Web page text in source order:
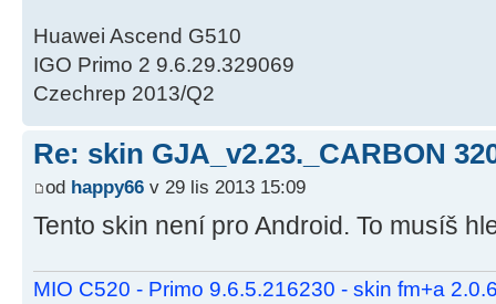
Huawei Ascend G510
IGO Primo 2 9.6.29.329069
Czechrep 2013/Q2
Re: skin GJA_v2.23._CARBON
od happy66 v 29 lis 2013 15:09
Tento skin není pro Android. To musíš
MIO C520 - Primo 9.6.5.216230 - skin fm+a